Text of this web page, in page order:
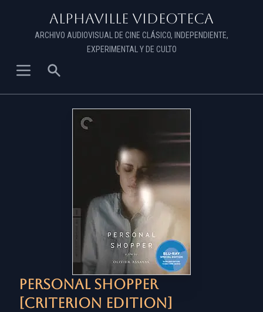
Alphaville Videoteca
ARCHIVO AUDIOVISUAL DE CINE CLÁSICO, INDEPENDIENTE,
EXPERIMENTAL Y DE CULTO
Personal Shopper
[Criterion Edition]